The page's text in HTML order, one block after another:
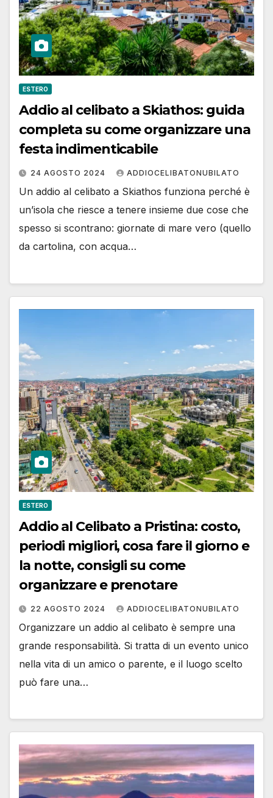
ESTERO
Addio al celibato a Skiathos: guida
completa su come organizzare una
festa indimenticabile
24 AGOSTO 2024 ADDIOCELIBATONUBILATO
Un addio al celibato a Skiathos funziona perché è
un’isola che riesce a tenere insieme due cose che
spesso si scontrano: giornate di mare vero (quello
da cartolina, con acqua…
ESTERO
Addio al Celibato a Pristina: costo,
periodi migliori, cosa fare il giorno e
la notte, consigli su come
organizzare e prenotare
22 AGOSTO 2024 ADDIOCELIBATONUBILATO
Organizzare un addio al celibato è sempre una
grande responsabilità. Si tratta di un evento unico
nella vita di un amico o parente, e il luogo scelto
può fare una…